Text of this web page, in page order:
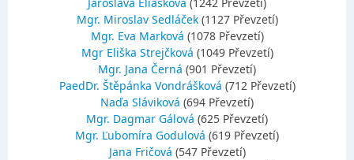
Mgr. Miroslav Sedláček (1127 Převzetí)
Mgr. Eva Marková (1078 Převzetí)
Mgr Eliška Strejčková (1049 Převzetí)
Mgr. Jana Černá (901 Převzetí)
PaedDr. Štěpánka Vondrášková (712 Převzetí)
Naďa Sláviková (694 Převzetí)
Mgr. Dagmar Gálová (625 Převzetí)
Mgr. Ľubomíra Godulová (619 Převzetí)
Jana Fričová (547 Převzetí)